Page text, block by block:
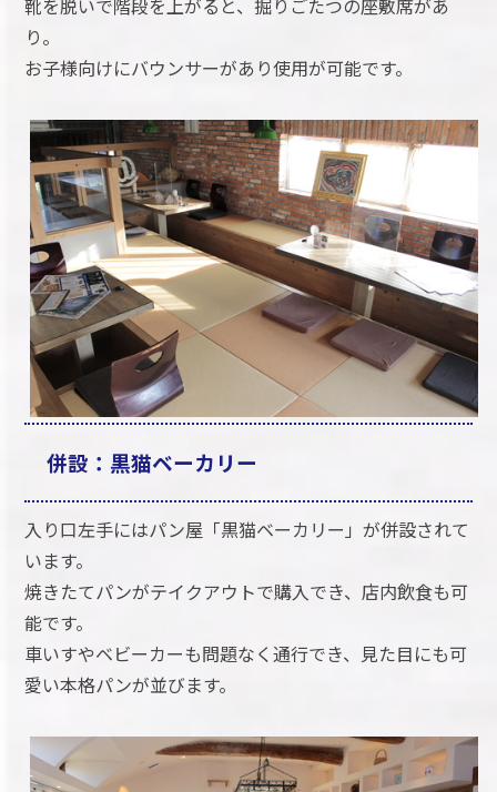
り。
お子様向けにバウンサーがあり使用が可能です。
併設：黒猫ベーカリー
入り口左手にはパン屋「黒猫ベーカリー」が併設されて
います。
焼きたてパンがテイクアウトで購入でき、店内飲食も可
能です。
車いすやベビーカーも問題なく通行でき、見た目にも可
愛い本格パンが並びます。